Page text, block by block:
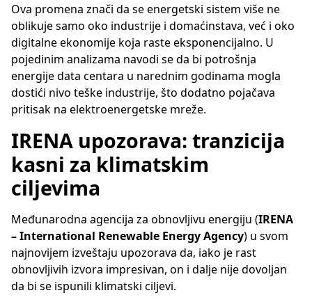
Ova promena znači da se energetski sistem više ne
oblikuje samo oko industrije i domaćinstava, već i oko
digitalne ekonomije koja raste eksponencijalno. U
pojedinim analizama navodi se da bi potrošnja
energije data centara u narednim godinama mogla
dostići nivo teške industrije, što dodatno pojačava
pritisak na elektroenergetske mreže.
IRENA upozorava: tranzicija
kasni za klimatskim
ciljevima
Međunarodna agencija za obnovljivu energiju (IRENA
– International Renewable Energy Agency) u svom
najnovijem izveštaju upozorava da, iako je rast
obnovljivih izvora impresivan, on i dalje nije dovoljan
da bi se ispunili klimatski ciljevi.